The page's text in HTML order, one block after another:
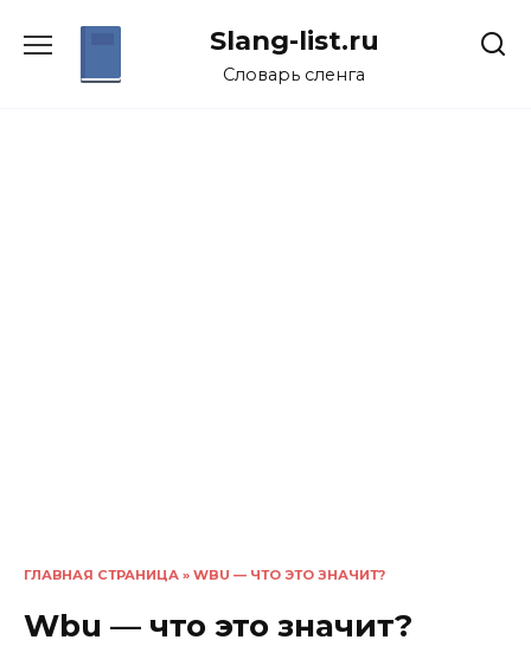
Slang-list.ru
Словарь сленга
ГЛАВНАЯ СТРАНИЦА » WBU — ЧТО ЭТО ЗНАЧИТ?
Wbu — что это значит?